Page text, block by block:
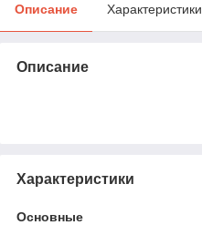
Описание Характеристики
Описание
Характеристики
Основные